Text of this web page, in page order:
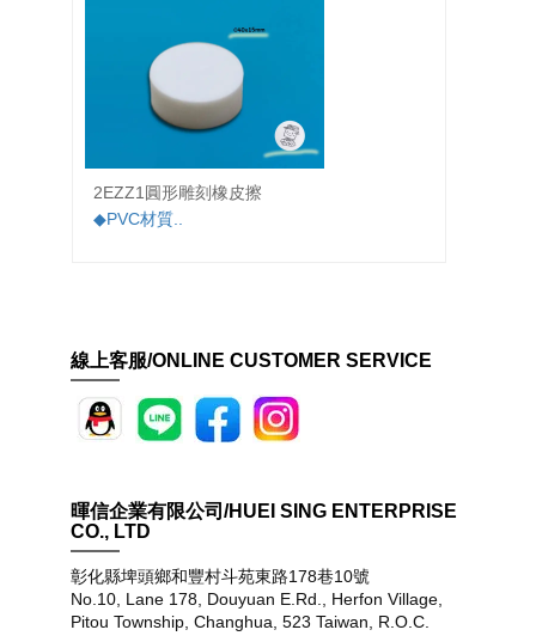
2EZZ1圓形雕刻橡皮擦
◆PVC材質..
線上客服/ONLINE CUSTOMER SERVICE
暉信企業有限公司/HUEI SING ENTERPRISE
CO., LTD
彰化縣埤頭鄉和豐村斗苑東路178巷10號
No.10, Lane 178, Douyuan E.Rd., Herfon Village,
Pitou Township, Changhua, 523 Taiwan, R.O.C.